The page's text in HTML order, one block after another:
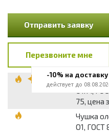
Отправить заявку
Перезвоните мне
Чушка
О1пч,
75, цена
Чушка
О1, ГОСТ
-10% на доставку
действует до